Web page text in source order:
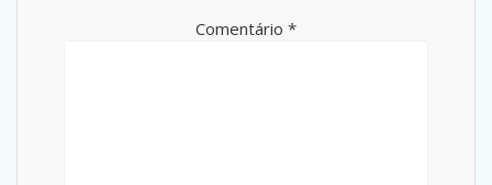
Comentário *